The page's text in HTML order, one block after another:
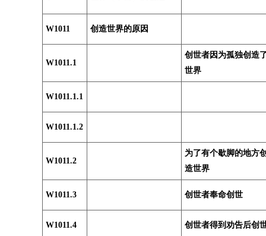
W1011 创造世界的原因
W1011.1
创世者因为孤独创造
世界
W1011.1.1
W1011.1.2
W1011.2
为了有个歇脚的地方
造世界
W1011.3 创世者奉命创世
W1011.4 创世者得到劝告后创